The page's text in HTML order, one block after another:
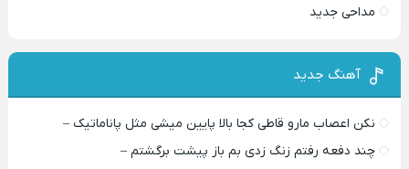
مداحی جدید
آهنگ جدید
نکن اعصاب مارو قاطی کجا بالا پایین میشی مثل پاناماتیک –
چند دفعه رفتم زنگ زدی بم باز پیشت برگشتم –